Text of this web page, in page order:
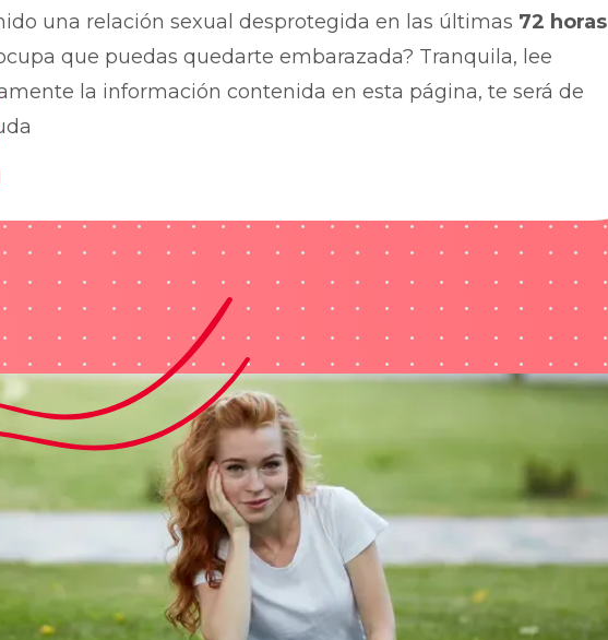
una relación sexual desprotegida en las últimas 72 horas
que puedas quedarte embarazada? Tranquila, lee
la información contenida en esta página, te será de